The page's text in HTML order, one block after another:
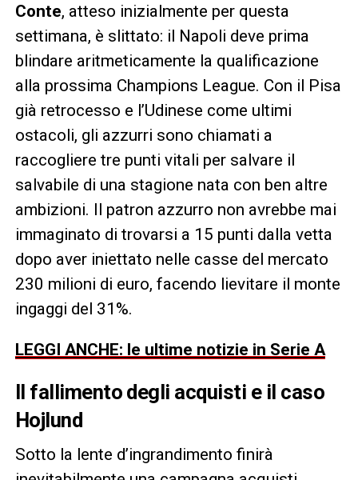
Conte, atteso inizialmente per questa
settimana, è slittato: il Napoli deve prima
blindare aritmeticamente la qualificazione
alla prossima Champions League. Con il Pisa
già retrocesso e l’Udinese come ultimi
ostacoli, gli azzurri sono chiamati a
raccogliere tre punti vitali per salvare il
salvabile di una stagione nata con ben altre
ambizioni. Il patron azzurro non avrebbe mai
immaginato di trovarsi a 15 punti dalla vetta
dopo aver iniettato nelle casse del mercato
230 milioni di euro, facendo lievitare il monte
ingaggi del 31%.
LEGGI ANCHE: le ultime notizie in Serie A
Il fallimento degli acquisti e il caso
Hojlund
Sotto la lente d’ingrandimento finirà